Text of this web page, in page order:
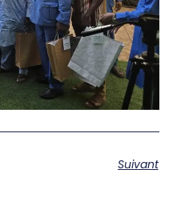
Suivant